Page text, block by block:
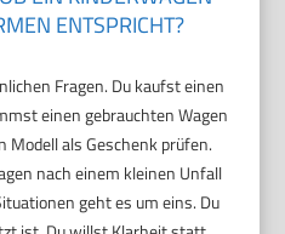
ENTSPRICHT?
Fragen. Du kaufst einen
einen gebrauchten Wagen
als Geschenk prüfen.
nach einem kleinen Unfall
geht es um eins. Du